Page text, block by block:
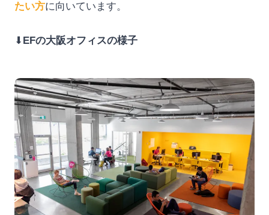
たい方に向いています。
⬇︎ EFの大阪オフィスの様子